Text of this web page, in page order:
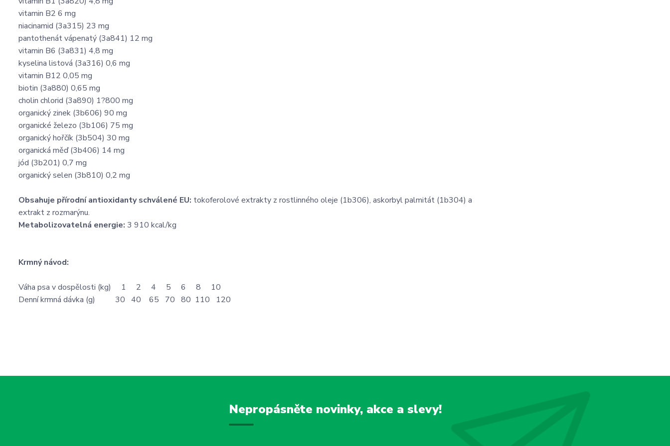
vitamin B2 6 mg
niacinamid (3a315) 23 mg
pantothenát vápenatý (3a841) 12 mg
vitamin B6 (3a831) 4,8 mg
kyselina listová (3a316) 0,6 mg
vitamin B12 0,05 mg
biotin (3a880) 0,65 mg
cholin chlorid (3a890) 1?800 mg
organický zinek (3b606) 90 mg
organické železo (3b106) 75 mg
organický hořčík (3b504) 30 mg
organická měď (3b406) 14 mg
jód (3b201) 0,7 mg
organický selen (3b810) 0,2 mg
Obsahuje přírodní antioxidanty schválené EU: tokoferolové extrakty z rostlinného oleje (1b306), askorbyl palmitát (1b304) a
extrakt z rozmarýnu.
Metabolizovatelná energie: 3 910 kcal/kg
Krmný návod:
Váha psa v dospělosti (kg) 1 2 4 5 6 8 10
Denní krmná dávka (g) 30 40 65 70 80 110 120
Nepropásněte novinky, akce a slevy!